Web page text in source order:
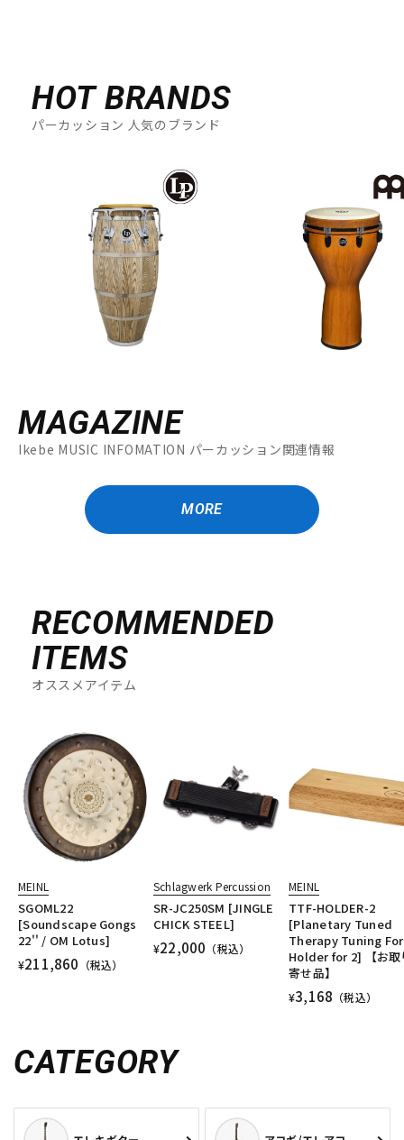
HOT BRANDS
パーカッション 人気のブランド
MAGAZINE
Ikebe MUSIC INFOMATION パーカッション関連情報
MORE
RECOMMENDED
ITEMS
オススメアイテム
MEINL
SGOML22
[Soundscape Gongs
22'' / OM Lotus]
¥211,860 （税込）
Schlagwerk Percussion
SR-JC250SM [JINGLE
CHICK STEEL]
¥22,000 （税込）
MEINL
TTF-HOLDER-2
[Planetary Tuned
Therapy Tuning
Holder for 2] 【お取
寄せ品】
¥3,168 （税込）
CATEGORY